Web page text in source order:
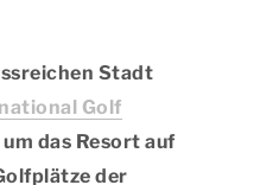
Stadt
Golf
um das Resort auf
der